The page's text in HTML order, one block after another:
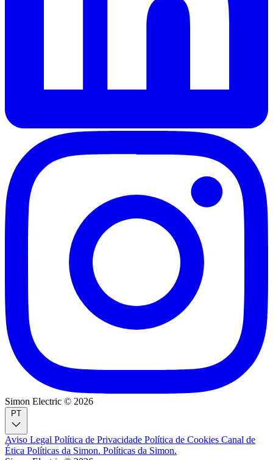
Simon Electric © 2026
Aviso Legal Política de Privacidade Política de Cookies Canal de
Ética Políticas da Simon. Políticas da Simon.